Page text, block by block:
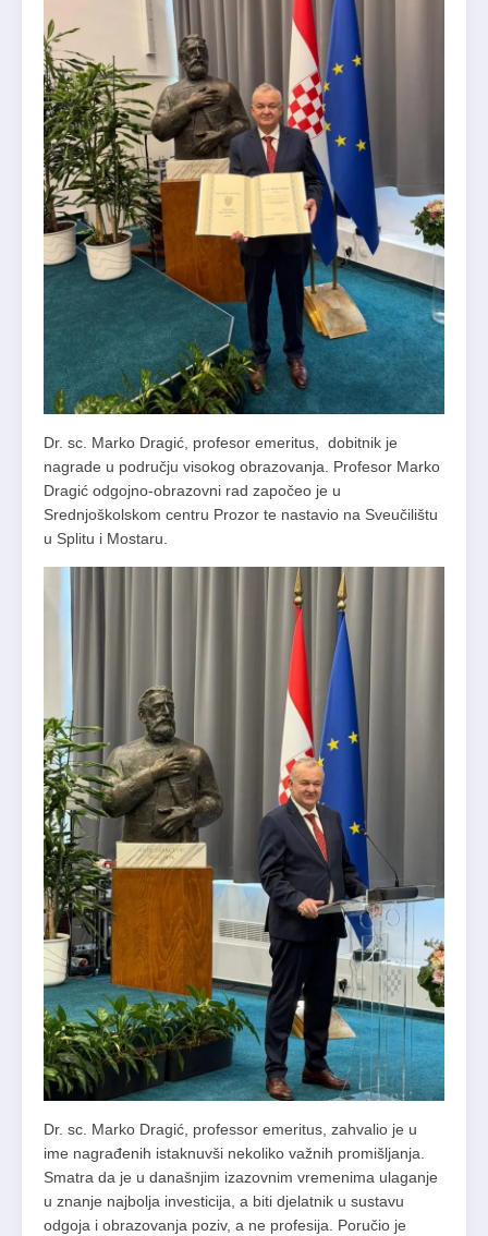
Dr. sc. Marko Dragić, profesor emeritus, dobitnik je
nagrade u području visokog obrazovanja. Profesor Marko
Dragić odgojno-obrazovni rad započeo je u
Srednjoškolskom centru Prozor te nastavio na Sveučilištu
u Splitu i Mostaru.
Dr. sc. Marko Dragić, professor emeritus, zahvalio je u
ime nagrađenih istaknuvši nekoliko važnih promišljanja.
Smatra da je u današnjim izazovnim vremenima ulaganje
u znanje najbolja investicija, a biti djelatnik u sustavu
odgoja i obrazovanja poziv, a ne profesija. Poručio je